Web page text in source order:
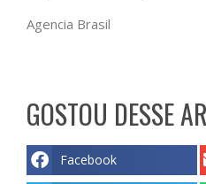
Agencia Brasil
GOSTOU DESSE
Facebook